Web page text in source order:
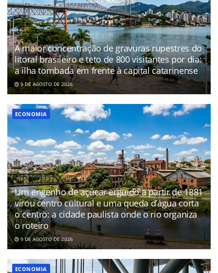
A maior concentração de gravuras rupestres do
litoral brasileiro e teto de 800 visitantes por dia:
a ilha tombada em frente à capital catarinense
9 DE AGOSTO DE 2026
ECONOMIA
Um engenho de açúcar erguido a partir de 1881
virou centro cultural e uma queda d’água corta
o centro: a cidade paulista onde o rio organiza
o roteiro
9 DE AGOSTO DE 2026
ECONOMIA